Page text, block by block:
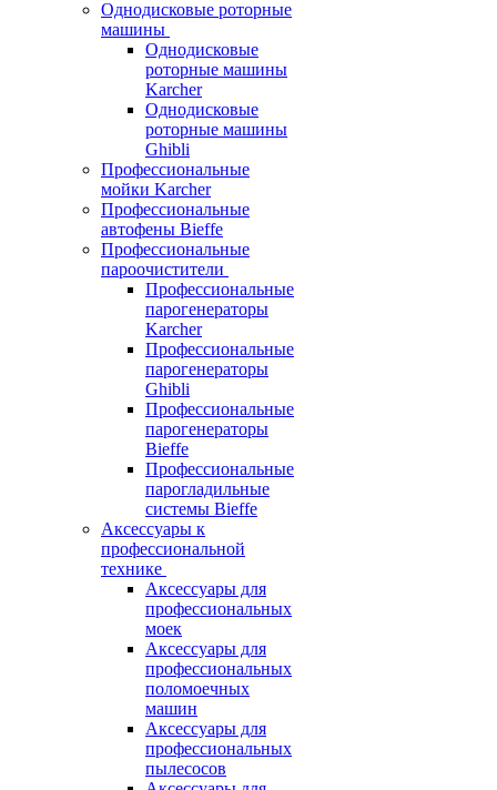
Однодисковые роторные
машины
Однодисковые
роторные машины
Karcher
Однодисковые
роторные машины
Ghibli
Профессиональные
мойки Karcher
Профессиональные
автофены Bieffe
Профессиональные
пароочистители
Профессиональные
парогенераторы
Karcher
Профессиональные
парогенераторы
Ghibli
Профессиональные
парогенераторы
Bieffe
Профессиональные
парогладильные
системы Bieffe
Аксессуары к
профессиональной
технике
Аксессуары для
профессиональных
моек
Аксессуары для
профессиональных
поломоечных
машин
Аксессуары для
профессиональных
пылесосов